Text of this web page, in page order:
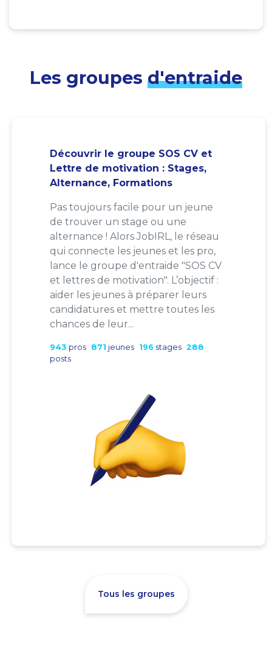
Les groupes d'entraide
Découvrir le groupe SOS CV et
Lettre de motivation : Stages,
Alternance, Formations
Pas toujours facile pour un jeune
de trouver un stage ou une
alternance ! Alors JobIRL, le réseau
qui connecte les jeunes et les pro,
lance le groupe d'entraide "SOS CV
et lettres de motivation". L’objectif :
aider les jeunes à préparer leurs
candidatures et mettre toutes les
chances de leur...
943 pros 871 jeunes 196 stages 288
posts
Tous les groupes